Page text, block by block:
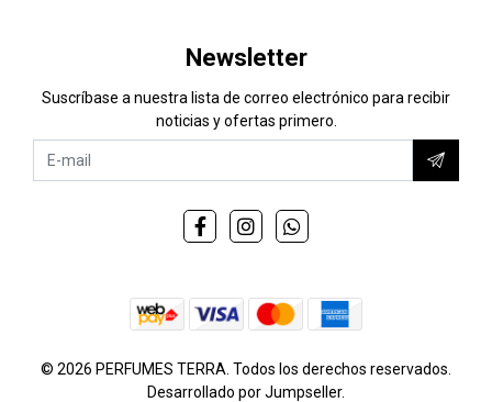
Newsletter
Suscríbase a nuestra lista de correo electrónico para recibir
noticias y ofertas primero.
© 2026 PERFUMES TERRA. Todos los derechos reservados.
Desarrollado por Jumpseller.